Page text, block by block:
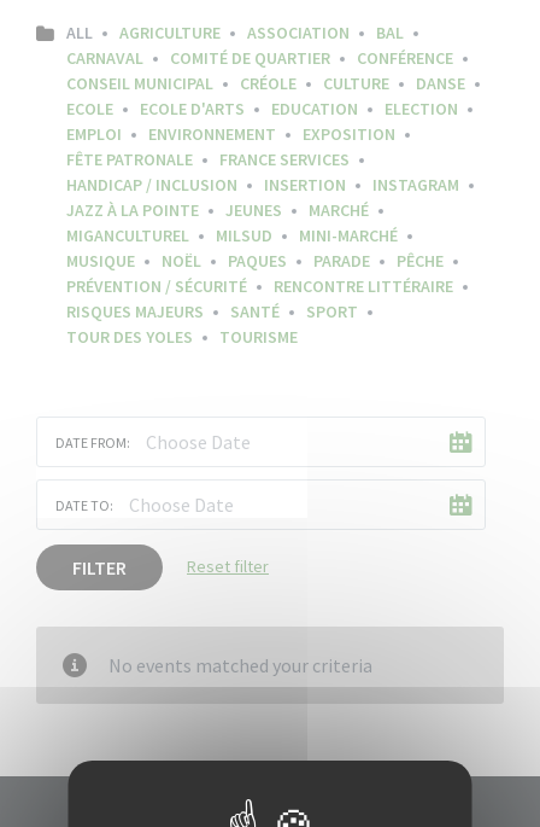
ALL AGRICULTURE ASSOCIATION
BAL
CARNAVAL
COMITÉ DE QUARTIER
CONFÉRENCE
CONSEIL MUNICIPAL
CRÉOLE CULTURE
DANSE
ECOLE
ECOLE D'ARTS EDUCATION
ELECTION
EMPLOI
ENVIRONNEMENT
EXPOSITION
FÊTE PATRONALE
FRANCE SERVICES
HANDICAP / INCLUSION
INSERTION
INSTAGRAM
JAZZ À LA POINTE
JEUNES
MARCHÉ
MIGANCULTUREL
MILSUD
MINI-MARCHÉ
MUSIQUE
NOËL PAQUES PARADE
PÊCHE
PRÉVENTION / SÉCURITÉ
RENCONTRE LITTÉRAIRE
RISQUES MAJEURS
SANTÉ
SPORT
TOUR DES YOLES
TOURISME
DATE FROM:
DATE TO:
FILTER Reset filter
No events matched your criteria